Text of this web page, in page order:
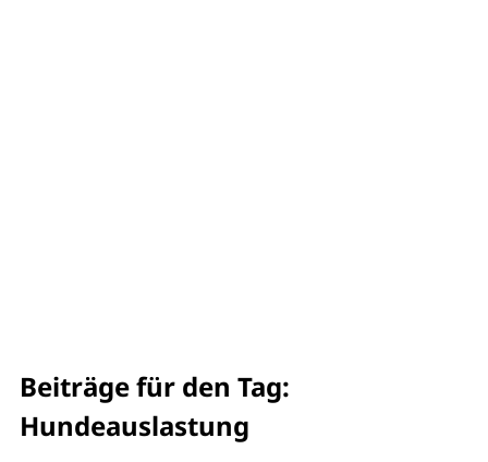
Beiträge für den Tag:
Hundeauslastung